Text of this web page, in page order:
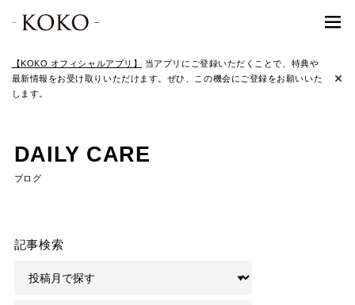
【KOKO オフィシャルアプリ】
当アプリにご登録いただくことで、特典や
最新情報をお受け取りいただけます。ぜひ、この機会にご登録をお願いいた
します。
DAILY CARE
ブログ
記事検索